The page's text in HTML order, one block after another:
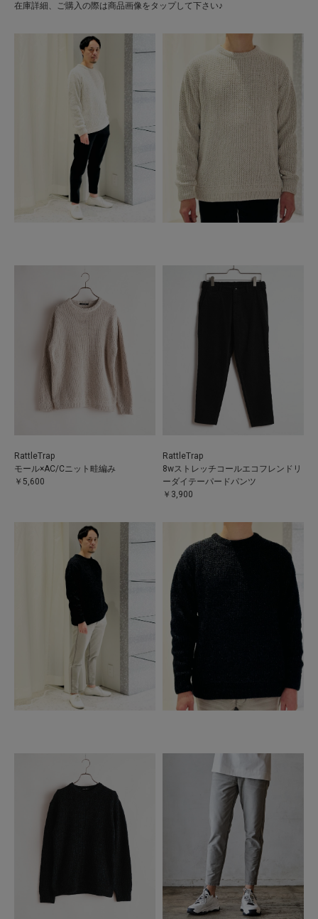
在庫詳細、ご購入の際は商品画像をタップして下さい♪
RattleTrap
モール×AC/Cニット畦編み
￥5,600
RattleTrap
8wストレッチコールエコフレンドリ
ーダイテーパードパンツ
￥3,900